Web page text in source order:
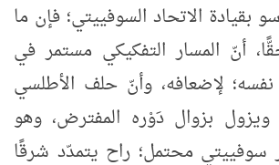
بقيادة الاتحاد السوفييتي؛ فإن ما
أنّ المسار التفكيكي مستمر في
نفسه؛ لإضعافه، وأنّ حلف الأطلسي
بزوال دَوْره المفترض، وهو
محتمل؛ راح يتمدّد شرقًا